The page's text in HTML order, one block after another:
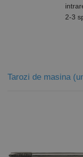
2-3
Tarozi de masina